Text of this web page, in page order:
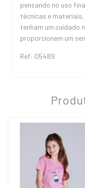
pensando no uso
técnicas e
tenham um cuidado
proporcionem um
Ref: O5489